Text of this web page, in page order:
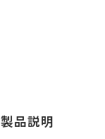
製品説明